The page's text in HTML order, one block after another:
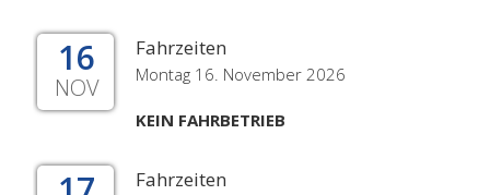
16
NOV
Fahrzeiten
Montag 16. November 2026
KEIN FAHRBETRIEB
Fahrzeiten